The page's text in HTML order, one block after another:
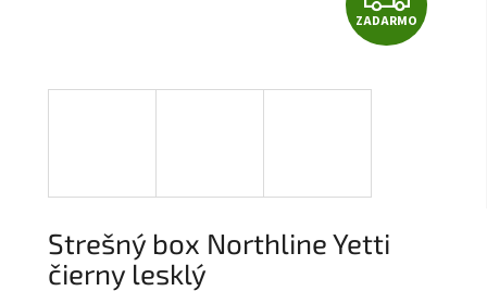
A
ZADARMO
Strešný box Northline Yetti
čierny lesklý